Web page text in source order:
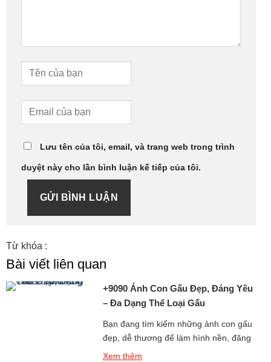
Lưu tên của tôi, email, và trang web trong trình
duyệt này cho lần bình luận kế tiếp của tôi.
GỬI BÌNH LUẬN
Từ khóa :
Bài viết liên quan
+9090 Ảnh Con Gấu Đẹp, Đáng Yêu
– Đa Dạng Thể Loại Gấu
Bạn đang tìm kiếm những ảnh con gấu
đẹp, dễ thương để làm hình nền, đăng
story, hoặc chia sẻ với bạn bè? Bộ sưu
Xem thêm